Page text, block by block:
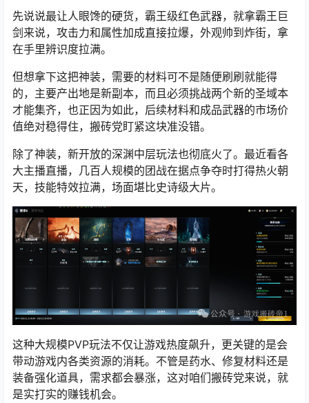
先说说最让人眼馋的硬货，霸王级红色武器，就拿霸王巨
剑来说，攻击力和属性加成直接拉爆，外观帅到炸街，拿
在手里辨识度拉满。
但想拿下这把神装，需要的材料可不是随便刷刷就能得
的，主要产出地是新副本，而且必须挑战两个新的圣域本
才能集齐，也正因为如此，后续材料和成品武器的市场价
值绝对稳得住，搬砖党盯紧这块准没错。
除了神装，新开放的深渊中层玩法也彻底火了。最近看各
大主播直播，几百人规模的团战在据点争夺时打得热火朝
天，技能特效拉满，场面堪比史诗级大片。
这种大规模PVP玩法不仅让游戏热度飙升，更关键的是会
带动游戏内各类资源的消耗。不管是药水、修复材料还是
装备强化道具，需求都会暴涨，这对咱们搬砖党来说，就
是实打实的赚钱机会。